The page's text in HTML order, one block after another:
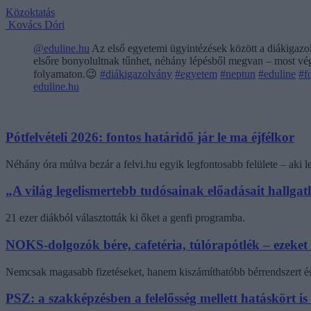
Közoktatás
Kovács Dóri
@eduline.hu Az első egyetemi ügyintézések között a
elsőre bonyolultnak tűnhet, néhány lépésből megvan – most
folyamaton.😉 #diákigazolvány #egyetem #neptun #eduline
eduline.hu
Pótfelvételi 2026: fontos határidő jár le ma éjfélkor
Néhány óra múlva bezár a felvi.hu egyik legfontosabb felülete – aki
„A világ legelismertebb tudósainak előadásait
21 ezer diákból választották ki őket a genfi programba.
NOKS-dolgozók bére, cafetéria, túlórapótlék –
Nemcsak magasabb fizetéseket, hanem kiszámíthatóbb
PSZ: a szakképzésben a felelősség mellett hatáskört